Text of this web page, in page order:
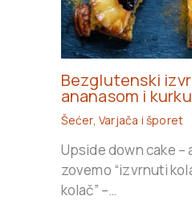
Bezglutenski
ananasom i
Šećer,Varjača i šporet
Upside down cake –
zovemo “izvrnuti
kolač” –…